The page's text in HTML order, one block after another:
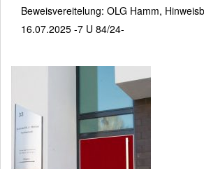
Beweisvereitelung: OLG Hamm,
16.07.2025 -7 U 84/24-